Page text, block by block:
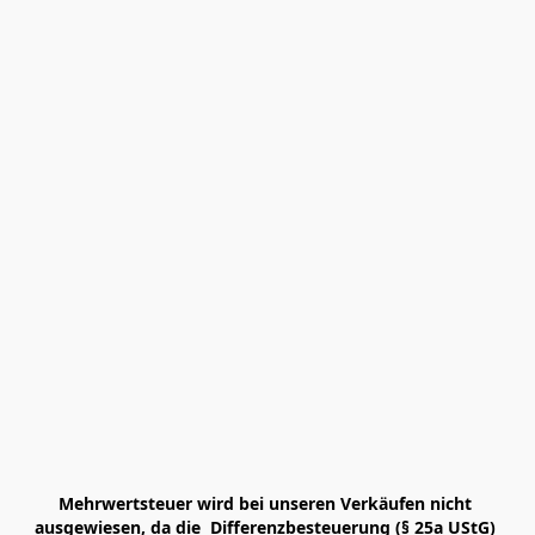
Mehrwertsteuer wird bei unseren Verkäufen nicht
ausgewiesen, da die  Differenzbesteuerung (§ 25a UStG)